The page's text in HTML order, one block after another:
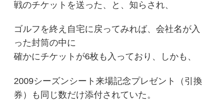
戦のチケットを送った、と、知らされ、
ゴルフを終え自宅に戻ってみれば、会社名が入
った封筒の中に
確かにチケットが6枚も入っており、しかも、
2009シーズンシート来場記念プレゼント（引換
券）も同じ数だけ添付されていた。